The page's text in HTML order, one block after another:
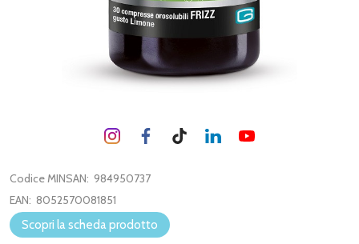
Codice MINSAN: 984950737
EAN: 8052570081851
Scopri la scheda prodotto